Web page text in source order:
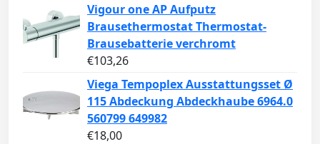
Vigour one AP Aufputz
Brausethermostat Thermostat-
Brausebatterie verchromt
€103,26
Viega Tempoplex Ausstattungsset Ø
115 Abdeckung Abdeckhaube 6964.0
560799 649982
€18,00